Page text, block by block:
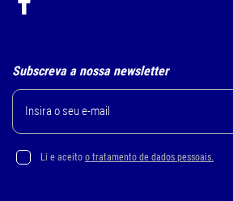
Subscreva a nossa newsletter
Li e aceito o tratamento de dados pessoais.